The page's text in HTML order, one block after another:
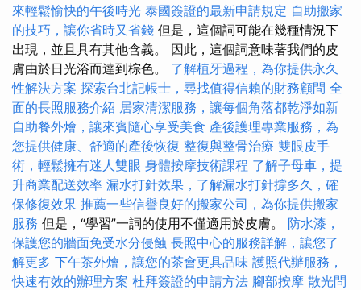
來輕鬆愉快的午後時光 泰國簽證的最新申請規定 自助搬家
的技巧，讓你省時又省錢 但是，這個詞可能在幾種情況下
出現，並且具有其他含義。 因此，這個詞意味著我們的皮
膚由於日光浴而達到棕色。 了解植牙過程，為你提供永久
性解決方案 探索台北記帳士，尋找值得信賴的財務顧問 全
面的長照服務介紹 居家清潔服務，讓每個角落都乾淨如新
自助餐外燴，讓來賓隨心享受美食 產後護理專業服務，為
您提供健康、舒適的產後恢復 整復與整骨治療 雙眼皮手
術，輕鬆擁有迷人雙眼 身體按摩技術課程 了解子母車，提
升商業配送效率 漏水打針效果，了解漏水打針撐多久，確
保修復效果 推薦一些信譽良好的搬家公司，為你提供搬家
服務 但是，“學習”一詞的使用不僅適用於皮膚。 防水漆，
保護您的牆面免受水分侵蝕 長照中心的服務詳解，讓您了
解更多 下午茶外燴，讓您的茶會更具品味 護照代辦服務，
快速有效的辦理方案 杜拜簽證的申請方法 腳部按摩 散光問